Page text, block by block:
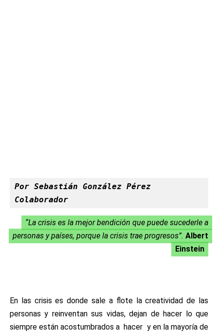
Por Sebastián González Pérez
Colaborador
“La crisis es la mejor bendición que puede sucederle a
personas y países, porque la crisis trae progresos”. Albert
Einstein
En las crisis es donde sale a flote la creatividad de las
personas y reinventan sus vidas, dejan de hacer lo que
siempre están acostumbrados a hacer y en la mayoría de